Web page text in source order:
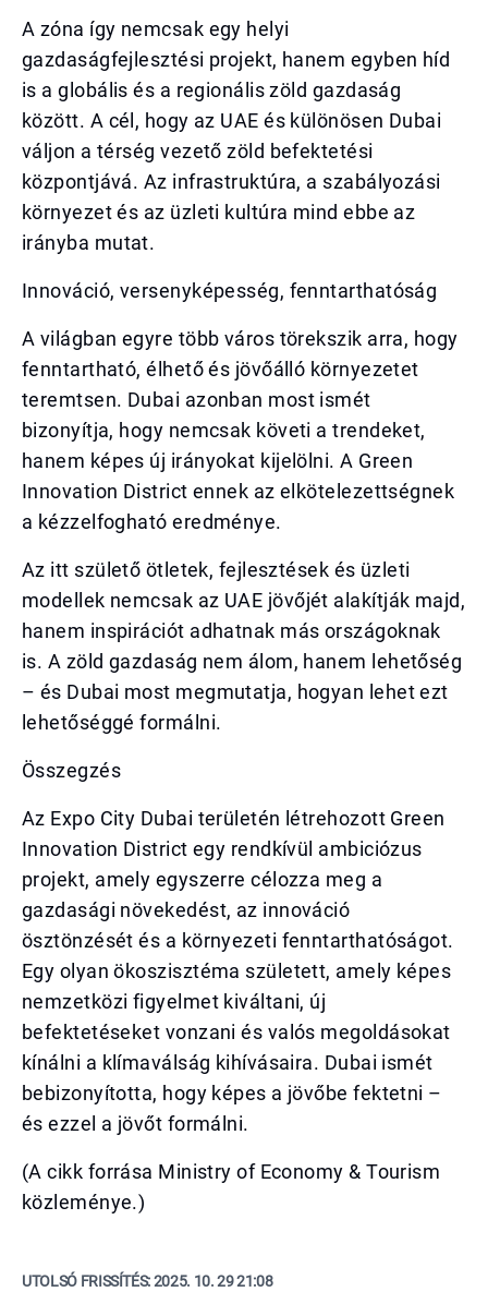
A zóna így nemcsak egy helyi
gazdaságfejlesztési projekt, hanem egyben híd
is a globális és a regionális zöld gazdaság
között. A cél, hogy az UAE és különösen Dubai
váljon a térség vezető zöld befektetési
központjává. Az infrastruktúra, a szabályozási
környezet és az üzleti kultúra mind ebbe az
irányba mutat.
Innováció, versenyképesség, fenntarthatóság
A világban egyre több város törekszik arra, hogy
fenntartható, élhető és jövőálló környezetet
teremtsen. Dubai azonban most ismét
bizonyítja, hogy nemcsak követi a trendeket,
hanem képes új irányokat kijelölni. A Green
Innovation District ennek az elkötelezettségnek
a kézzelfogható eredménye.
Az itt születő ötletek, fejlesztések és üzleti
modellek nemcsak az UAE jövőjét alakítják majd,
hanem inspirációt adhatnak más országoknak
is. A zöld gazdaság nem álom, hanem lehetőség
– és Dubai most megmutatja, hogyan lehet ezt
lehetőséggé formálni.
Összegzés
Az Expo City Dubai területén létrehozott Green
Innovation District egy rendkívül ambiciózus
projekt, amely egyszerre célozza meg a
gazdasági növekedést, az innováció
ösztönzését és a környezeti fenntarthatóságot.
Egy olyan ökoszisztéma született, amely képes
nemzetközi figyelmet kiváltani, új
befektetéseket vonzani és valós megoldásokat
kínálni a klímaválság kihívásaira. Dubai ismét
bebizonyította, hogy képes a jövőbe fektetni –
és ezzel a jövőt formálni.
(A cikk forrása Ministry of Economy & Tourism
közleménye.)
UTOLSÓ FRISSÍTÉS:2025. 10. 29 21:08